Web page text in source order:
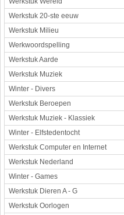
Werkstuk 20-ste eeuw
Werkstuk Milieu
Werkwoordspelling
Werkstuk Aarde
Werkstuk Muziek
Winter - Divers
Werkstuk Beroepen
Werkstuk Muziek - Klassiek
Winter - Elfstedentocht
Werkstuk Computer en Internet
Werkstuk Nederland
Winter - Games
Werkstuk Dieren A - G
Werkstuk Oorlogen